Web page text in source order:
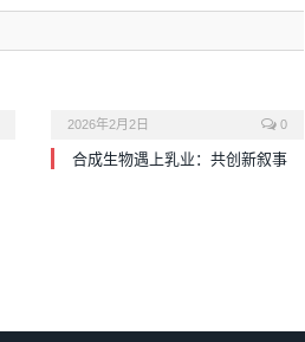
2026年2月2日 0
合成生物遇上乳业：共创新叙事